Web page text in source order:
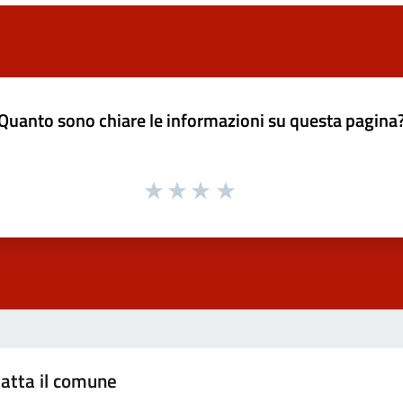
sono chiare le informazioni su questa
il comune